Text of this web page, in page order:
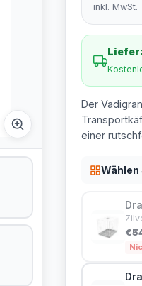
inkl.
Der
einer
Wählen